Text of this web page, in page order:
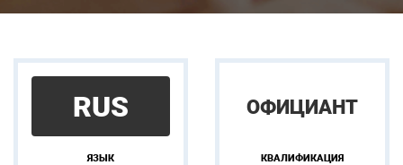
RUS
ЯЗЫК
ОФИЦИАНТ
КВАЛИФИКАЦИЯ